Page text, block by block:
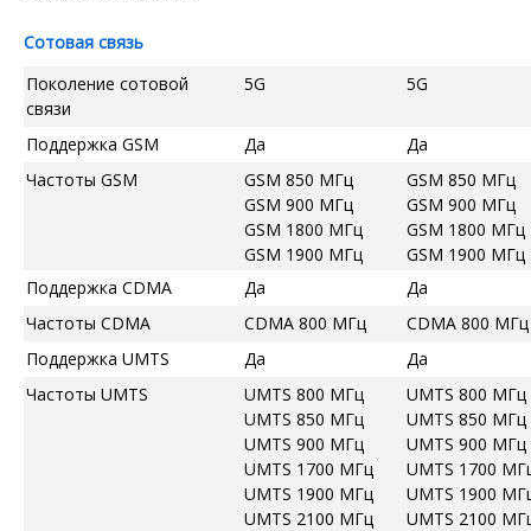
Сотовая связь
Поколение сотовой
связи
5G 5G
Поддержка GSM Да
Да
Частоты GSM
GSM 850 МГц
GSM 900 МГц
GSM 1800 МГц
GSM 1900 МГц
GSM 850 МГц
GSM 900 МГц
GSM 1800 МГц
GSM 1900 МГц
Поддержка CDMA
Да
Да
Частоты CDMA
CDMA 800 МГц
CDMA 800 МГц
Поддержка UMTS
Да
Да
Частоты UMTS
UMTS 800 МГц
UMTS 850 МГц
UMTS 900 МГц
UMTS 1700 МГц
UMTS 1900 МГц
UMTS 2100 МГц
UMTS 800 МГц
UMTS 850 МГц
UMTS 900 МГц
UMTS 1700
UMTS 1900
UMTS 2100